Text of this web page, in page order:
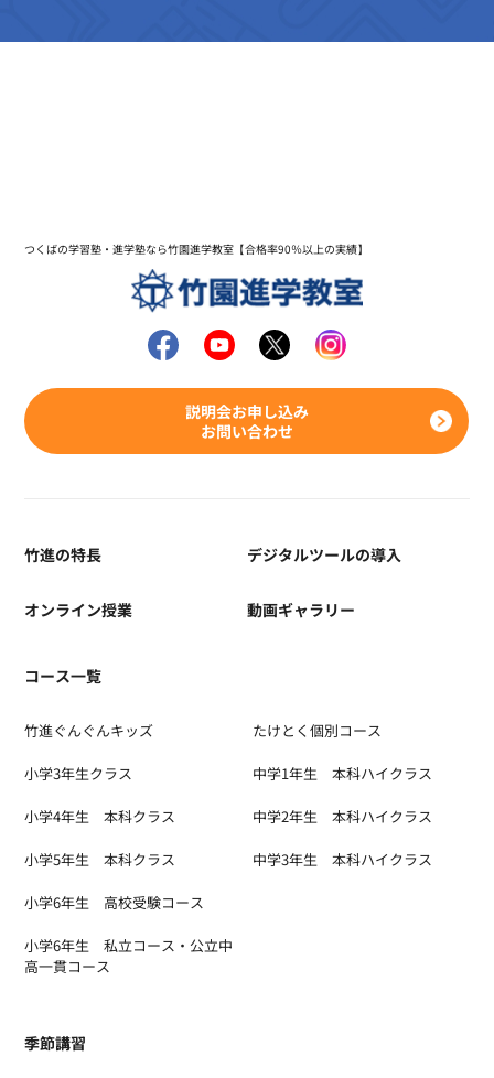
つくばの学習塾・進学塾なら竹園進学教室【合格率90％以上の実績】
説明会お申し込み
お問い合わせ
竹進の特長 デジタルツールの導入
オンライン授業 動画ギャラリー
コース一覧
竹進ぐんぐんキッズ
小学3年生クラス
小学4年生 本科クラス
小学5年生 本科クラス
小学6年生 高校受験コース
小学6年生 私立コース・公立中
高一貫コース
たけとく個別コース
中学1年生 本科ハイクラス
中学2年生 本科ハイクラス
中学3年生 本科ハイクラス
季節講習